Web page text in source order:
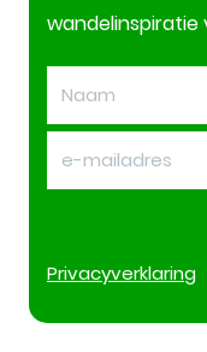
wandelinspiratie
Privacyverklaring